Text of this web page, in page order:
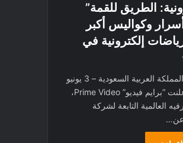
الطريق للقمة”
وكواليس أكبر
إلكترونية في
الرياض، المملكة العربية السعودية – 3 يونيو
2025: أعلنت “برايم فيديو” Prime Video،
العالمية التابعة لشركة
عن…